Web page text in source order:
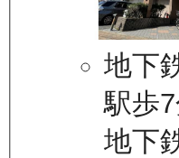
地下
駅歩
地下